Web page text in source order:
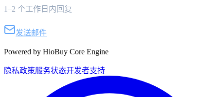
1–2 个工作日内回复
发送邮件
Powered by HioBuy Core Engine
隐私政策服务状态开发者支持